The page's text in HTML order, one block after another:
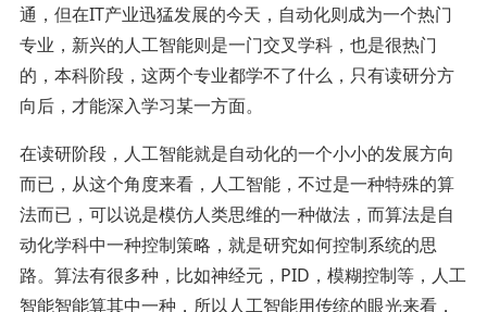
通，但在IT产业迅猛发展的今天，自动化则成为一个热门
专业，新兴的人工智能则是一门交叉学科，也是很热门
的，本科阶段，这两个专业都学不了什么，只有读研分方
向后，才能深入学习某一方面。
在读研阶段，人工智能就是自动化的一个小小的发展方向
而已，从这个角度来看，人工智能，不过是一种特殊的算
法而已，可以说是模仿人类思维的一种做法，而算法是自
动化学科中一种控制策略，就是研究如何控制系统的思
路。算法有很多种，比如神经元，PID，模糊控制等，人工
智能智能算其中一种，所以人工智能用传统的眼光来看，